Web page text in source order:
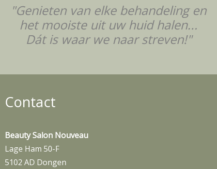
"Genieten van elke behandeling en
het mooiste uit uw huid halen...
Dát is waar we naar streven!"
Contact
Beauty Salon Nouveau
Lage Ham 50-F
5102 AD Dongen